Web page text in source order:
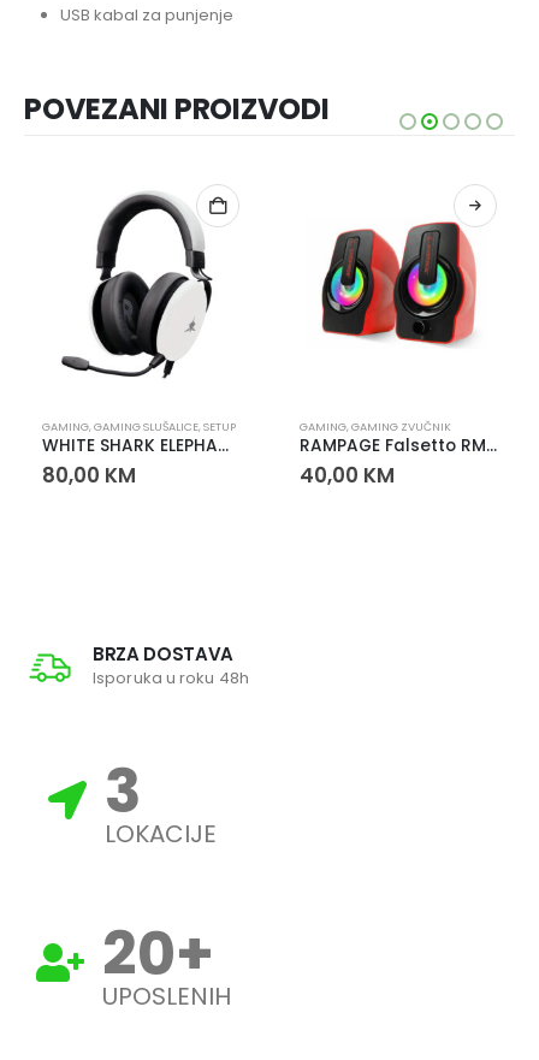
USB kabal za punjenje
POVEZANI PROIZVODI
GAMING,GAMING SLUŠALICE,SETUP
WHITE SHARK ELEPHANT GH-2540 slušalice bijele – gaming slušalice sa odvojivim mikrofonom
80,00 KM
GAMING,GAMING ZVUČNIK
RAMPAGE Falsetto RMS-G7 gaming zvučnici 2.0 – 6W, LED 7 boja, USB
40,00 KM
BRZA DOSTAVA
Isporuka u roku 48h
3
LOKACIJE
20+
UPOSLENIH